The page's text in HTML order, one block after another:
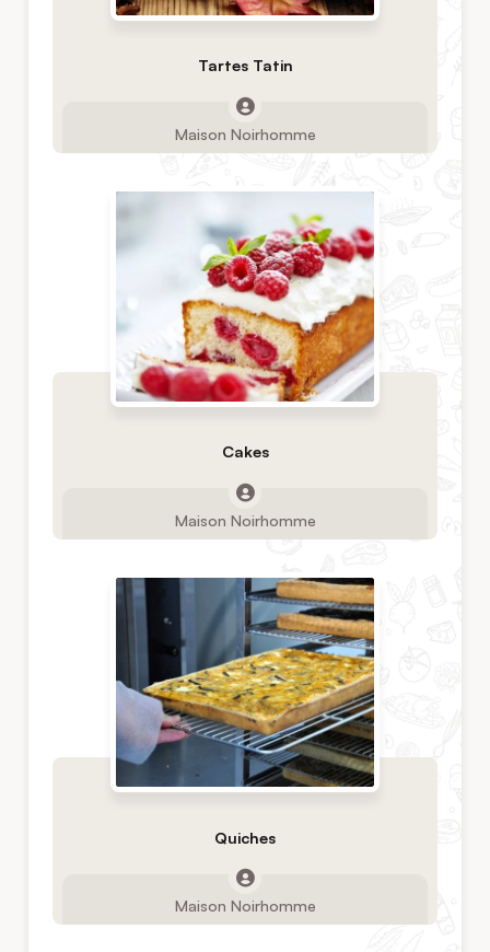
Tartes Tatin
Maison Noirhomme
Cakes
Maison Noirhomme
Quiches
Maison Noirhomme